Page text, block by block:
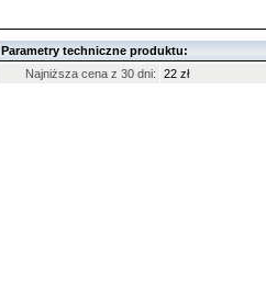
Parametry techniczne produktu:
Najniższa cena z 30 dni:
22 zł